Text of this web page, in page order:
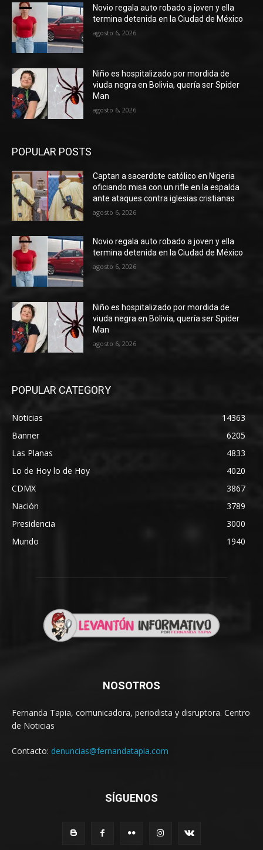
Novio regala auto robado a joven y ella
termina detenida en la Ciudad de México
agosto 6, 2026
Niño es hospitalizado por mordida de
viuda negra en Bolivia, quería ser Spider
Man
agosto 6, 2026
POPULAR POSTS
Captan a sacerdote católico en Nigeria
oficiando misa con un rifle en la espalda
ante ataques contra iglesias cristianas
agosto 6, 2026
Novio regala auto robado a joven y ella
termina detenida en la Ciudad de México
agosto 6, 2026
Niño es hospitalizado por mordida de
viuda negra en Bolivia, quería ser Spider
Man
agosto 6, 2026
POPULAR CATEGORY
Noticias
14363
Banner
6205
Las Planas
4833
Lo de Hoy lo de Hoy
4020
CDMX
3867
Nación
3789
Presidencia
3000
Mundo
1940
NOSOTROS
Fernanda Tapia, comunicadora, periodista y disruptora. Centro
de Noticias
Contacto: denuncias@fernandatapia.com
SÍGUENOS